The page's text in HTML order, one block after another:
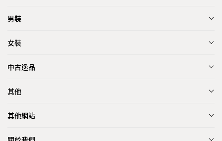
男裝
女裝
中古逸品
其他
其他網站